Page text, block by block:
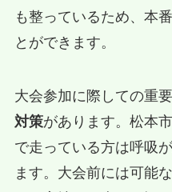
も整っているため、本
とができます。
大会参加に際しての重
対策があります。松本
で走っている方は呼吸
ます。大会前には可能